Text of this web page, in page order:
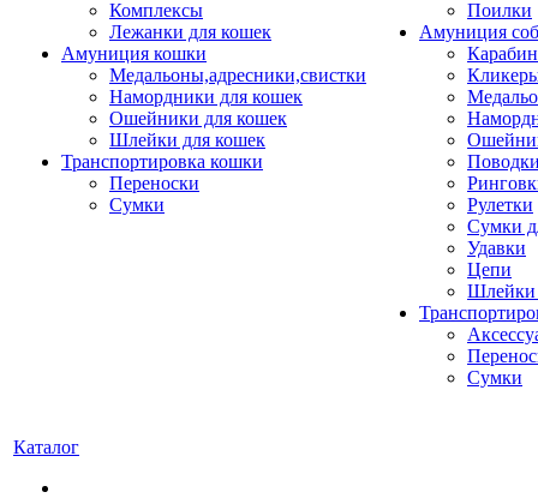
Комплексы
Лежанки для кошек
Амуниция кошки
Медальоны,адресники,свистки
Намордники для кошек
Ошейники для кошек
Шлейки для кошек
Транспортировка кошки
Переноски
Сумки
Поилки
Амуниция
Рулетки
Сумки
Удавки
Цепи
Шлейки
Сумки
Каталог